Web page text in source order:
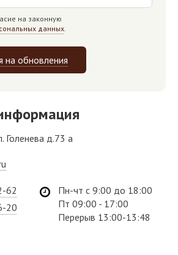
на законную
данных.
на обновления
Голенева д.73 а
62
20
Пн-чт с 9:00 до 18:00
Пт 09:00 - 17:00
Перерыв 13:00-13:48